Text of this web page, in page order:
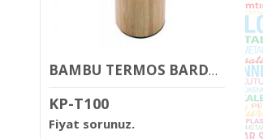
BAMBU TERMOS BARDAK 450 ML
KP-T100
Fiyat sorunuz.